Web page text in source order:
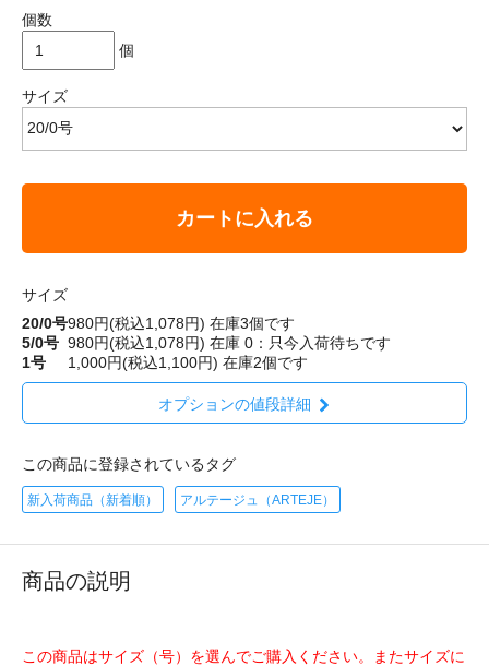
個数
個
サイズ
カートに入れる
サイズ
20/0号980円(税込1,078円) 在庫3個です
5/0号 980円(税込1,078円) 在庫 0：只今入荷待ちです
1号
1,000円(税込1,100円) 在庫2個です
オプションの値段詳細
この商品に登録されているタグ
新入荷商品（新着順） アルテージュ（ARTEJE）
商品の説明
この商品はサイズ（号）を選んでご購入ください。またサイズに